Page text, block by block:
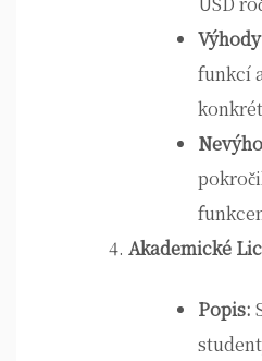
funkcí
Akademické
Popis: